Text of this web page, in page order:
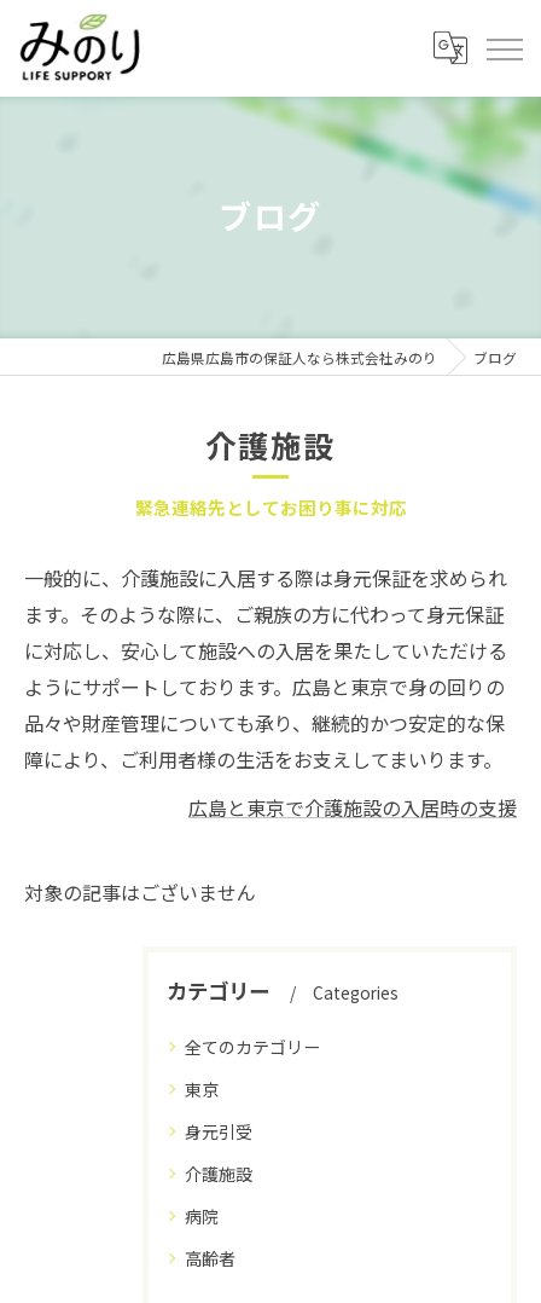
ブログ
広島県広島市の保証人なら株式会社みのり ブログ
介護施設
緊急連絡先としてお困り事に対応
一般的に、介護施設に入居する際は身元保証を求められ
ます。そのような際に、ご親族の方に代わって身元保証
に対応し、安心して施設への入居を果たしていただける
ようにサポートしております。広島と東京で身の回りの
品々や財産管理についても承り、継続的かつ安定的な保
障により、ご利用者様の生活をお支えしてまいります。
広島と東京で介護施設の入居時の支援
対象の記事はございません
カテゴリー Categories
全てのカテゴリー
東京
身元引受
介護施設
病院
高齢者